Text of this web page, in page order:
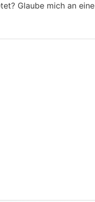
Glaube mich an eine